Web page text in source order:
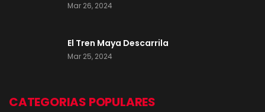
Mar 26, 2024
El Tren Maya Descarrila
Mar 25, 2024
CATEGORIAS POPULARES